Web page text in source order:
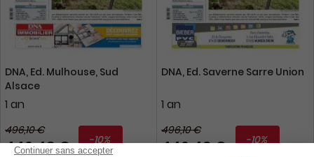
DNA, Ed. Mulhouse, Sud
Alsace
1 an
496,10 €
446,49 € -10%
DNA, Ed. Saverne Sarre Union
1 an
496,10 €
446,49 € -10%